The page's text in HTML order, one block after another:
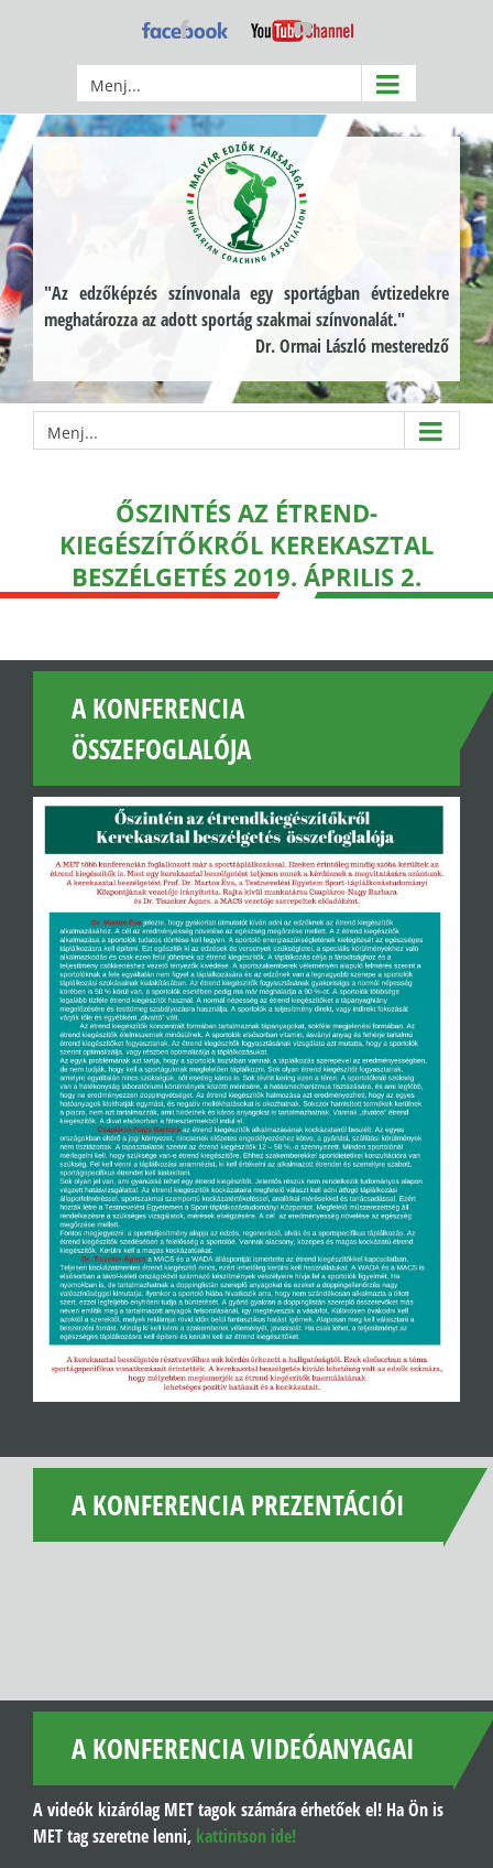
Facebook YouTube
Menj...
"Az edzőképzés színvonala egy sportágban évtizedekre
meghatározza az adott sportág szakmai színvonalát."
Dr. Ormai László mesteredző
Menj...
ŐSZINTÉS AZ ÉTREND-
KIEGÉSZÍTŐKRŐL KEREKASZTAL
BESZÉLGETÉS 2019. ÁPRILIS 2.
A KONFERENCIA
ÖSSZEFOGLALÓJA
A KONFERENCIA PREZENTÁCIÓI
A KONFERENCIA VIDEÓANYAGAI
A videók kizárólag MET tagok számára érhetőek el! Ha Ön is
MET tag szeretne lenni, kattintson ide!